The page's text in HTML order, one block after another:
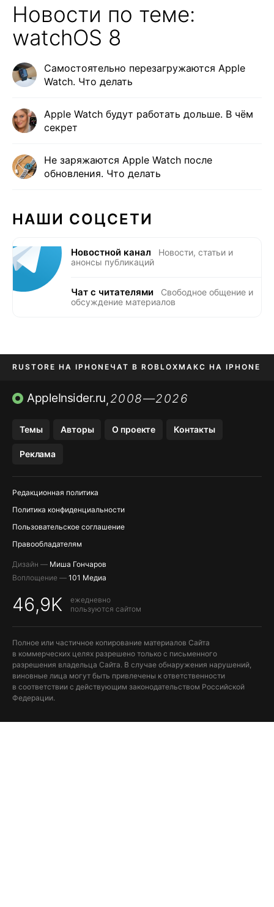
Новости по теме:
watchOS 8
Самостоятельно перезагружаются Apple
Watch. Что делать
Apple Watch будут работать дольше. В чём
секрет
Не заряжаются Apple Watch после
обновления. Что делать
НАШИ СОЦСЕТИ
Новостной канал
Новости, статьи и
анонсы публикаций
Чат с читателями
Свободное общение и
обсуждение материалов
RUSTORE НА IPHONE ЧАТ В ROBLOXМАКС НА IPHONE
AVITO НА IPHONEВТБ ОНЛАЙН TIKTOK НА IPHONE
AppleInsider.ru,2008—2026
Темы Авторы О проекте Контакты
Реклама
Редакционная политика
Политика конфиденциальности
Пользовательское соглашение
Правообладателям
Дизайн — Миша Гончаров
Воплощение — 101 Медиа
46,9K
ежедневно
пользуются сайтом
Полное или частичное копирование материалов Сайта
в коммерческих целях разрешено только с письменного
разрешения владельца Сайта. В случае обнаружения нарушений,
виновные лица могут быть привлечены к ответственности
в соответствии с действующим законодательством Российской
Федерации.